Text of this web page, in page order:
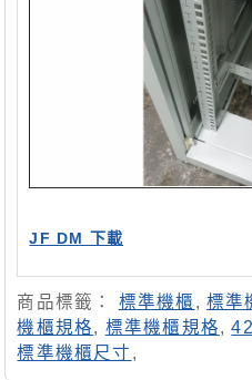
JF DM 下載
商品標籤： 標準機櫃 , 標準
機櫃規格, 標準機櫃規格,
標準機櫃尺寸 ,